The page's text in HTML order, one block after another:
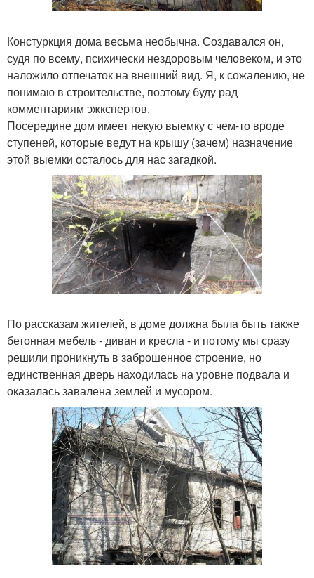
Констуркция дома весьма необычна. Создавался он,
судя по всему, психически нездоровым человеком, и это
наложило отпечаток на внешний вид. Я, к сожалению, не
понимаю в строительстве, поэтому буду рад
комментариям эжкспертов.
Посередине дом имеет некую выемку с чем-то вроде
ступеней, которые ведут на крышу (зачем) назначение
этой выемки осталось для нас загадкой.
По рассказам жителей, в доме должна была быть также
бетонная мебель - диван и кресла - и потому мы сразу
решили проникнуть в заброшенное строение, но
единственная дверь находилась на уровне подвала и
оказалась завалена землей и мусором.